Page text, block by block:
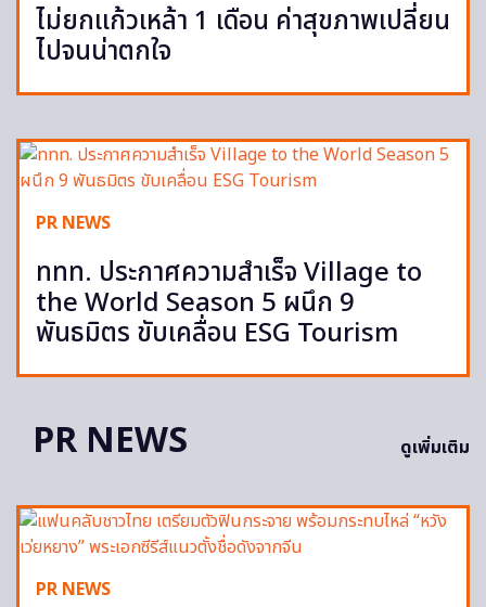
ไม่ยกแก้วเหล้า 1 เดือน ค่าสุขภาพเปลี่ยน
ไปจนน่าตกใจ
PR NEWS
ททท. ประกาศความสำเร็จ Village to
the World Season 5 ผนึก 9
พันธมิตร ขับเคลื่อน ESG Tourism
PR NEWS ดูเพิ่มเติม
PR NEWS